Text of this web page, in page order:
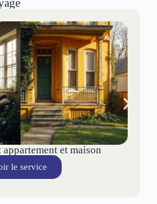
appartement et maison
le service